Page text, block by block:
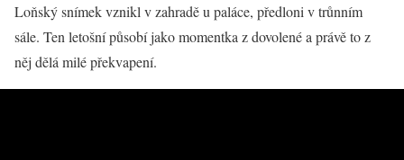
Loňský snímek vznikl v zahradě u paláce, předloni v trůnním
sále. Ten letošní působí jako momentka z dovolené a právě to z
něj dělá milé překvapení.